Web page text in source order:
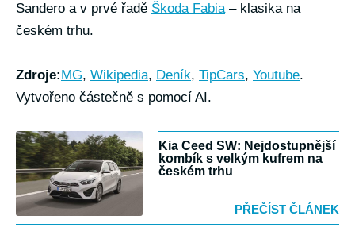
Sandero a v prvé řadě Škoda Fabia– klasika na
českém trhu.
Zdroje:MG, Wikipedia, Deník, TipCars, Youtube.
Vytvořeno částečně s pomocí AI.
Kia Ceed SW: Nejdostupnější
kombík s velkým kufrem na
českém trhu
PŘEČÍST ČLÁNEK